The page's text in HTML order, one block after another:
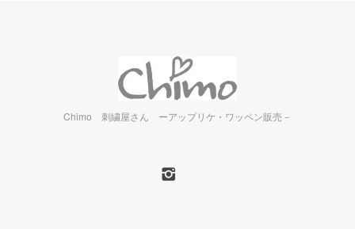
Chimo 刺繍屋さん ーアップリケ・ワッペン販売－